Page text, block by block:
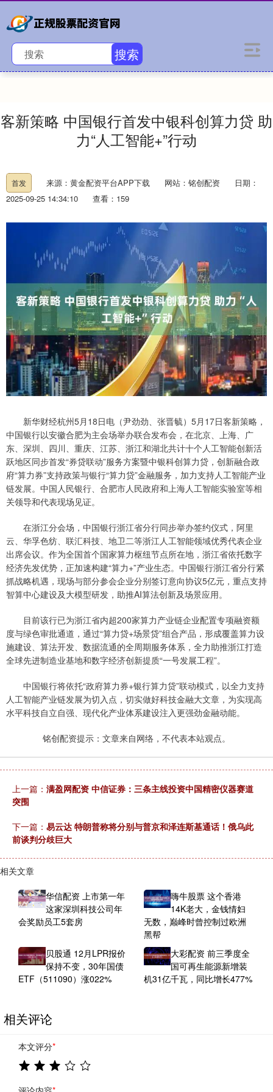
搜索
客新策略 中国银行首发中银科创算力贷 助
力“人工智能+”行动
首发 来源：黄金配资平台APP下载 网站：铭创配资
日期：
2025-09-25 14:34:10
查看：159
新华财经杭州5月18日电（尹劲劲、张晋毓）5月17日客新策略，
中国银行以安徽合肥为主会场举办联合发布会，在北京、上海、广
东、深圳、四川、重庆、江苏、浙江和湖北共计十个人工智能创新活
跃地区同步首发“券贷联动”服务方案暨中银科创算力贷，创新融合政
府“算力券”支持政策与银行“算力贷”金融服务，加力支持人工智能产业
链发展。中国人民银行、合肥市人民政府和上海人工智能实验室等相
关领导和代表现场见证。
在浙江分会场，中国银行浙江省分行同步举办签约仪式，阿里
云、华孚色纺、联汇科技、地卫二等浙江人工智能领域优秀代表企业
出席会议。作为全国首个国家算力枢纽节点所在地，浙江省依托数字
经济先发优势，正加速构建“算力+”产业生态。中国银行浙江省分行紧
抓战略机遇，现场与部分参会企业分别签订意向协议5亿元，重点支持
智算中心建设及大模型研发，助推AI算法创新及场景应用。
目前该行已为浙江省内超200家算力产业链企业配置专项融资额
度与绿色审批通道，通过“算力贷+场景贷”组合产品，形成覆盖算力设
施建设、算法开发、数据流通的全周期服务体系，全力助推浙江打造
全球先进制造业基地和数字经济创新提质“一号发展工程”。
中国银行将依托“政府算力券+银行算力贷”联动模式，以全力支持
人工智能产业链发展为切入点，切实做好科技金融大文章，为实现高
水平科技自立自强、现代化产业体系建设注入更强劲金融动能。
铭创配资提示：文章来自网络，不代表本站观点。
上一篇： 满盈网配资 中信证券：三条主线投资中国精密仪器赛道
突围
下一篇： 易云达 特朗普称将分别与普京和泽连斯基通话！俄乌此
前谈判分歧巨大
相关文章
华信配资 上市第一年
这家深圳科技公司年
会奖励员工5套房
嗨牛股票 这个香港
14K老大，金钱情妇
无数，巅峰时曾控制过欧洲
黑帮
贝股通 12月LPR报价
保持不变，30年国债
ETF（511090）涨022%
大彩配资 前三季度全
国可再生能源新增装
机31亿千瓦，同比增长477%
相关评论
本文评分*